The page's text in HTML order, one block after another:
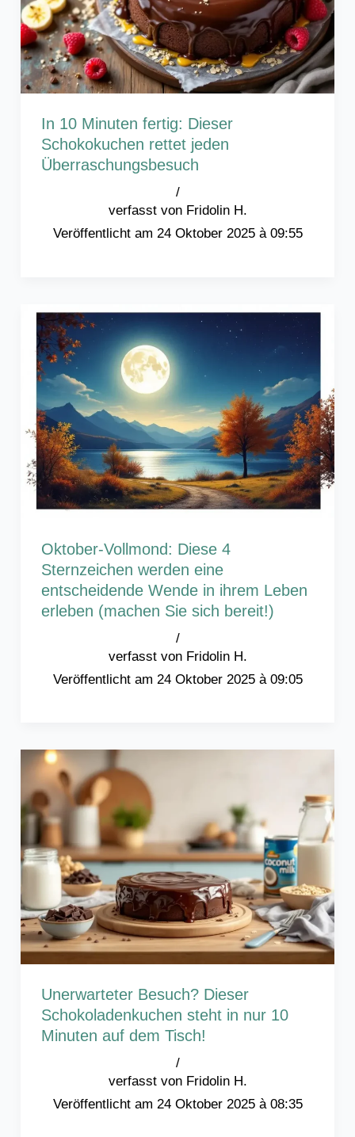
In 10 Minuten fertig: Dieser
Schokokuchen rettet jeden
Überraschungsbesuch
Fridolin H.
/
24 Oktober 2025 à 09:55
Oktober-Vollmond: Diese 4
Sternzeichen werden eine
entscheidende Wende in ihrem Leben
erleben (machen Sie sich bereit!)
Fridolin H.
/
24 Oktober 2025 à 09:05
Unerwarteter Besuch? Dieser
Schokoladenkuchen steht in nur 10
Minuten auf dem Tisch!
Fridolin H.
/
24 Oktober 2025 à 08:35